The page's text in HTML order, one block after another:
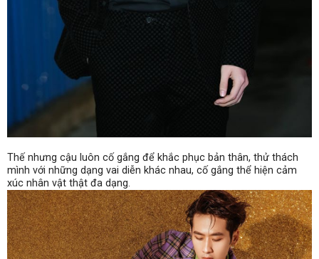
Thế nhưng cậu luôn cố gắng để khắc phục bản thân, thử thách
mình với những dạng vai diễn khác nhau, cố gắng thể hiện cảm
xúc nhân vật thật đa dạng.